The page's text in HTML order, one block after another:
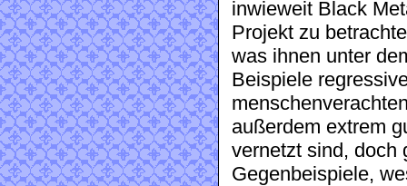
inwieweit Black
Projekt zu
was ihnen unter
Beispiele
außerdem extrem
vernetzt sind, doch
Gegenbeispiele,